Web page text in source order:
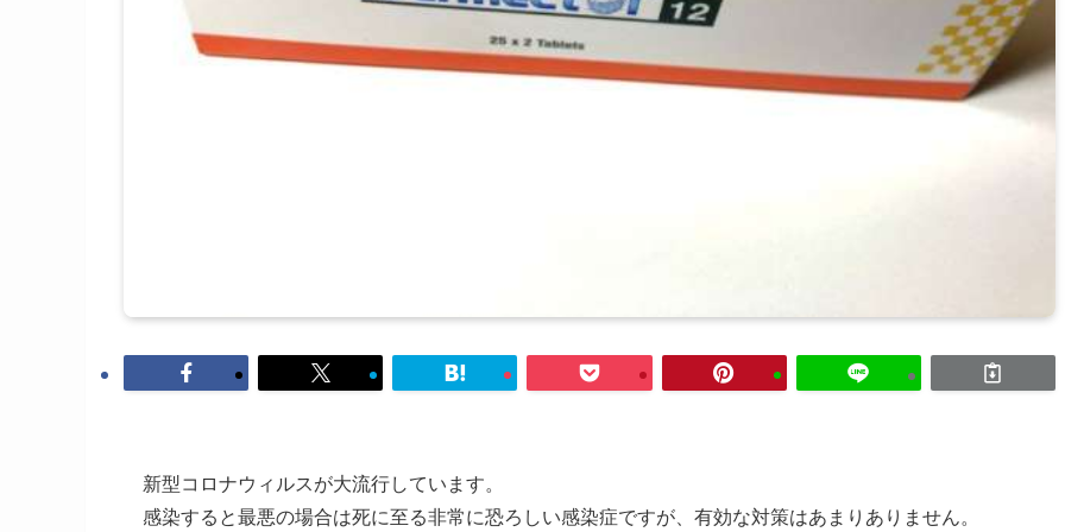
新型コロナウィルスが大流行しています。
感染すると最悪の場合は死に至る非常に恐ろしい感染症ですが、有効な対策はあまりありません。